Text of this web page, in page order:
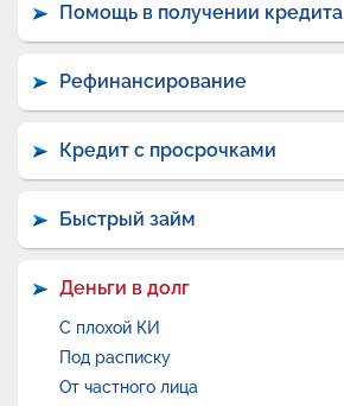
Помощь в получении кредита
Рефинансирование
Кредит с просрочками
Быстрый займ
Деньги в долг
С плохой КИ
Под расписку
От частного лица